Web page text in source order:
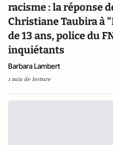
racisme : la réponse
Christiane Taubira à
de 13 ans, police du
inquiétants
Barbara Lambert
1 min de lecture